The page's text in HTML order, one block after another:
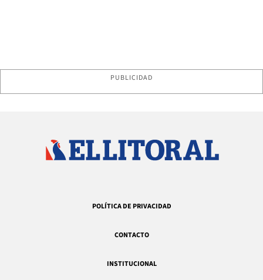
PUBLICIDAD
POLÍTICA DE PRIVACIDAD
CONTACTO
INSTITUCIONAL